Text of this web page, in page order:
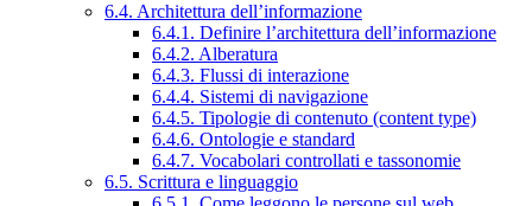
6.4. Architettura dell’informazione
6.4.1. Definire l’architettura dell’informazione
6.4.2. Alberatura
6.4.3. Flussi di interazione
6.4.4. Sistemi di navigazione
6.4.5. Tipologie di contenuto (content type)
6.4.6. Ontologie e standard
6.4.7. Vocabolari controllati e tassonomie
6.5. Scrittura e linguaggio